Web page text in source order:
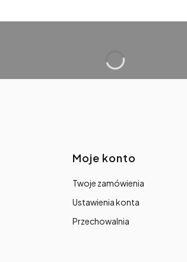
Moje konto
Twoje zamówienia
Ustawienia konta
Przechowalnia